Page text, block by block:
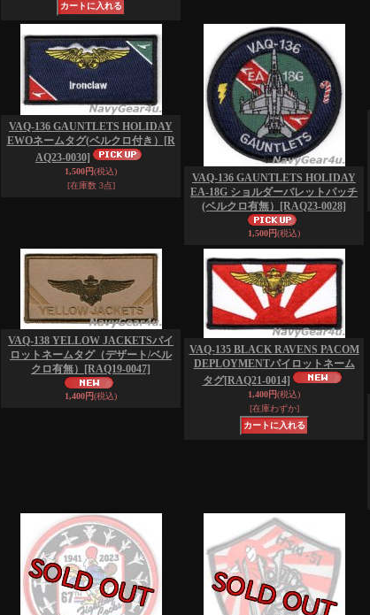
VAQ-136 GAUNTLETS HOLIDAY
EWOネームタグ(ベルクロ付き）
[R
AQ23-0030]
1,500円(税込)
[在庫数 3点]
VAQ-136 GAUNTLETS HOLIDAY
EA-18G ショルダーバレットパッチ
(ベルクロ有無）
[RAQ23-0028]
1,500円(税込)
VAQ-138 YELLOW JACKETSパイ
ロットネームタグ（デザート/ベル
クロ有無）
[RAQ19-0047]
1,400円(税込)
VAQ-135 BLACK RAVENS PACOM
DEPLOYMENTパイロットネーム
タグ[RAQ21-0014]
1,400円(税込)
[在庫わずか]